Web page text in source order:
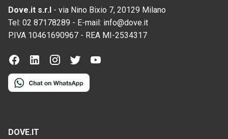
Dove.it s.r.l - via Nino Bixio 7, 20129 Milano
Tel: 02 87178289 - E-mail: info@dove.it
P.IVA 10461690967 - REA MI-2534317
DOVE.IT